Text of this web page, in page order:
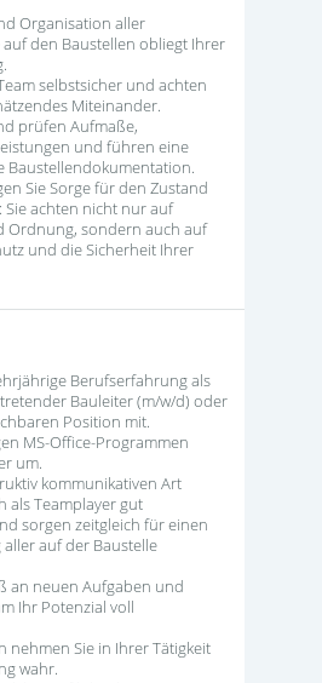
Organisation aller
den Baustellen obliegt Ihrer
selbstsicher und achten
Miteinander.
prüfen Aufmaße,
und führen eine
Baustellendokumentation.
Sie Sorge für den Zustand
Sie achten nicht nur auf
Ordnung, sondern auch auf
und die Sicherheit Ihrer
Berufserfahrung als
Bauleiter (m/w/d) oder
Position mit.
MS-Office-Programmen
um.
kommunikativen Art
als Teamplayer gut
sorgen zeitgleich für einen
auf der Baustelle
an neuen Aufgaben und
Ihr Potenzial voll
nehmen Sie in Ihrer Tätigkeit
wahr.